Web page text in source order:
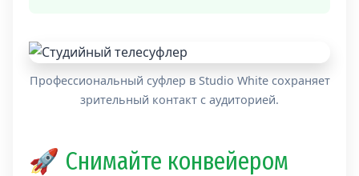
Профессиональный суфлер в Studio White сохраняет
зрительный контакт с аудиторией.
🚀 Снимайте конвейером